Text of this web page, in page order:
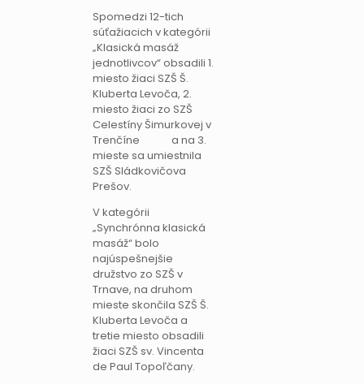
Spomedzi 12-tich
súťažiacich v kategórii
„Klasická masáž
jednotlivcov“ obsadili 1.
miesto žiaci SZŠ Š.
Kluberta Levoča, 2.
miesto žiaci zo SZŠ
Celestíny Šimurkovej v
Trenčíne a na 3.
mieste sa umiestnila
SZŠ Sládkovičova
Prešov.
V kategórii
„Synchrónna klasická
masáž“ bolo
najúspešnejšie
družstvo zo SZŠ v
Trnave, na druhom
mieste skončila SZŠ Š.
Kluberta Levoča a
tretie miesto obsadili
žiaci SZŠ sv. Vincenta
de Paul Topoľčany.